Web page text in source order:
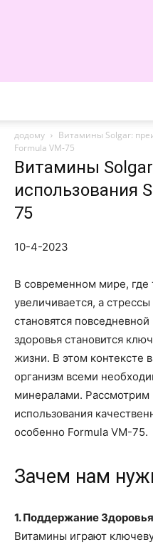
додому
Витамины Solgar:
Formula VM-75
Витамины
использования
75
10-4-2023
В современном мире,
увеличивается, а
становятся
здоровья становится
жизни. В этом контексте
организм всеми
минералами.
использования
особенно Formula VM-75.
Зачем нам
1. Поддержание
Витамины играют